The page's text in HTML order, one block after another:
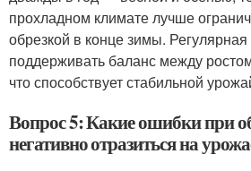
прохладном климате лучше
обрезкой в конце зимы.
поддерживать баланс между
что способствует стабильной
Вопрос 5: Какие ошибки при
негативно отразиться на